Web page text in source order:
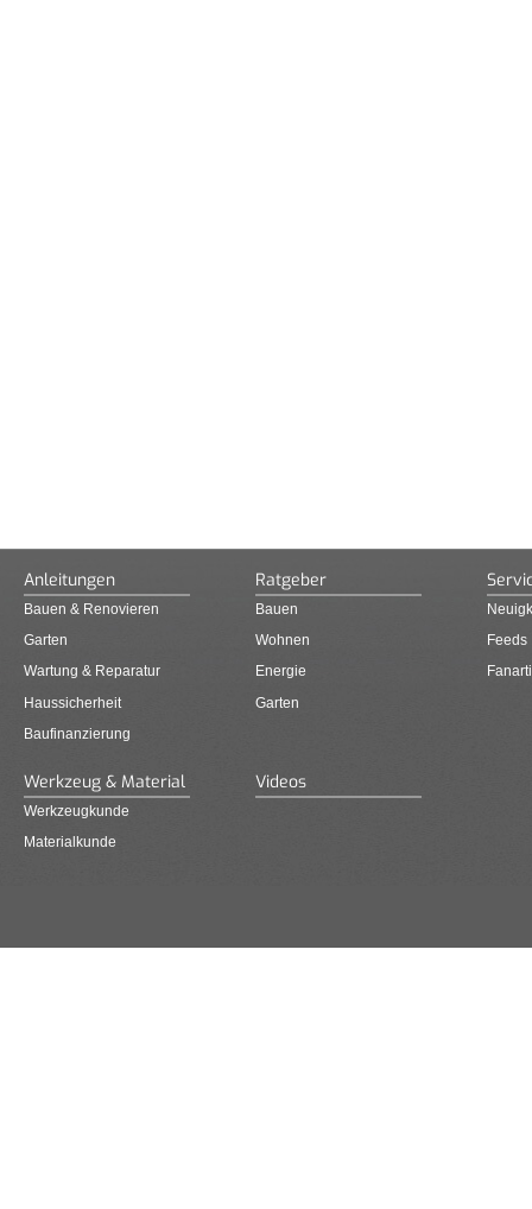
Anleitungen
Bauen & Renovieren
Garten
Wartung & Reparatur
Haussicherheit
Baufinanzierung
Ratgeber
Bauen
Wohnen
Energie
Garten
Feeds
Werkzeug & Material
Werkzeugkunde
Materialkunde
Videos